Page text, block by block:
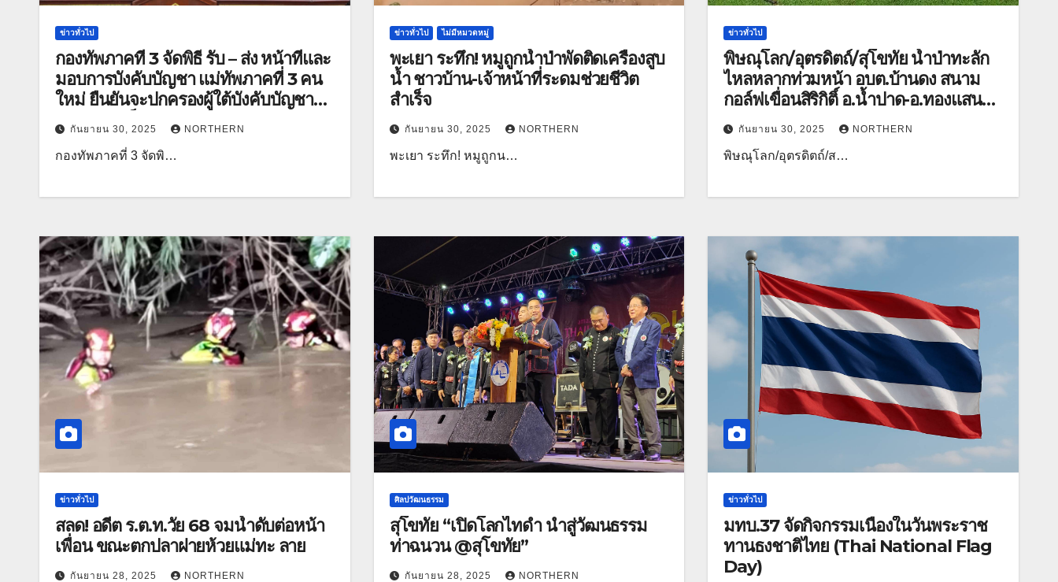
ข่าวทั่วไป
กองทัพภาคที่ 3 จัดพิธี รับ – ส่ง หน้าที่และ
มอบการบังคับบัญชา แม่ทัพภาคที่ 3 คน
ใหม่ ยืนยันจะปกครองผู้ใต้บังคับบัญชา
ด้วยความเป็นธรรม
กันยายน 30, 2025 NORTHERN
กองทัพภาคที่ 3 จัดพิ…
ข่าวทั่วไป ไม่มีหมวดหมู่
พะเยา ระทึก! หมูถูกน้ำป่าพัดติดเครื่องสูบ
น้ำ ชาวบ้าน-เจ้าหน้าที่ระดมช่วยชีวิต
สำเร็จ
กันยายน 30, 2025 NORTHERN
พะเยา ระทึก! หมูถูกน…
ข่าวทั่วไป
พิษณุโลก/อุตรดิตถ์/สุโขทัย น้ำป่าทะลัก
ไหลหลากท่วมหน้า อบต.บ้านดง สนาม
กอล์ฟเขื่อนสิริกิติ์ อ.น้ำปาด-อ.ทองแสน
ขันท่วมหนัก ส่วนบ้านตึก อ.ศรีสัชนาลัย
โดนด้วย
กันยายน 30, 2025 NORTHERN
พิษณุโลก/อุตรดิตถ์/ส…
ข่าวทั่วไป
สลด! อดีต ร.ต.ท.วัย 68 จมน้ำดับต่อหน้า
เพื่อน ขณะตกปลาฝายห้วยแม่ทะ ลาย
กันยายน 28, 2025 NORTHERN
ศิลปวัฒนธรรม
สุโขทัย “เปิดโลกไทดำ นำสู่วัฒนธรรม
ท่าฉนวน @สุโขทัย”
กันยายน 28, 2025 NORTHERN
ข่าวทั่วไป
มทบ.37 จัดกิจกรรมเนื่องในวันพระราช
ทานธงชาติไทย (Thai National Flag
Day)